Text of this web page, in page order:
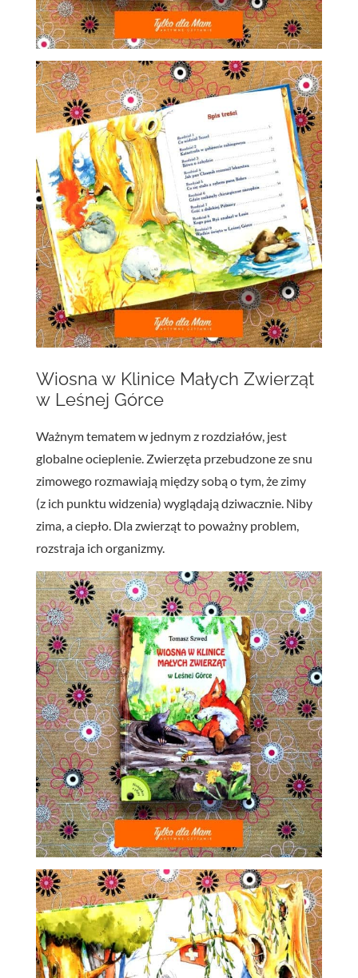
Wiosna w Klinice Małych Zwierząt
w Leśnej Górce
Ważnym tematem w jednym z rozdziałów, jest
globalne ocieplenie. Zwierzęta przebudzone ze snu
zimowego rozmawiają między sobą o tym, że zimy
(z ich punktu widzenia) wyglądają dziwacznie. Niby
zima, a ciepło. Dla zwierząt to poważny problem,
rozstraja ich organizmy.